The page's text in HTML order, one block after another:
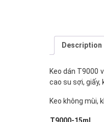
Description
Keo dán T9000
cao su sợi, giấy,
Keo không mùi,